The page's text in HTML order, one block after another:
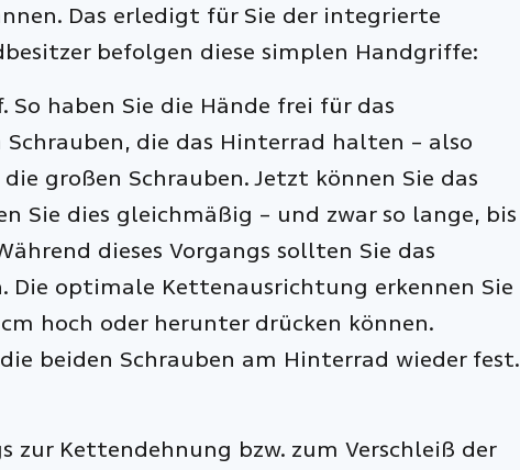
Das erledigt für Sie der integrierte
befolgen diese simplen Handgriffe:
haben Sie die Hände frei für das
Schrauben, die das Hinterrad halten – also
großen Schrauben. Jetzt können Sie das
Sie dies gleichmäßig – und zwar so lange, bis
dieses Vorgangs sollten Sie das
Die optimale Kettenausrichtung erkennen Sie
hoch oder herunter drücken können.
beiden Schrauben am Hinterrad wieder fest.
zur Kettendehnung bzw. zum Verschleiß der